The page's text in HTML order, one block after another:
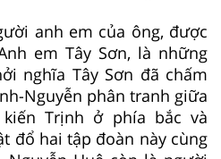
anh em của ông, được
em Tây Sơn, là những
nghĩa Tây Sơn đã chấm
Nguyễn phân tranh giữa
Trịnh ở phía bắc và
đổ hai tập đoàn này cùng